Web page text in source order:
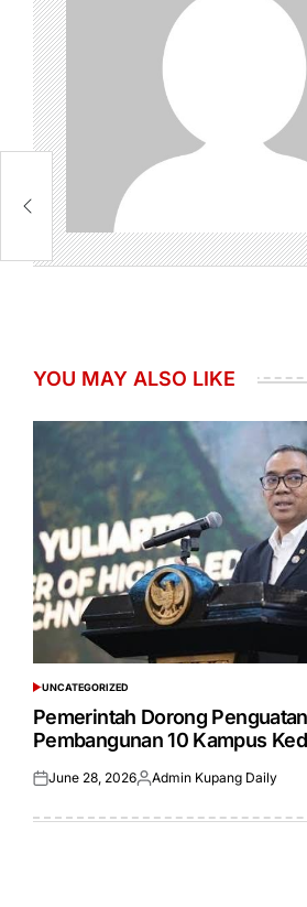
YOU MAY ALSO LIKE
POSTED
IN
UNCATEGORIZED
Pemerintah Dorong
Pembangunan 10 Kampus
Posted
June 28, 2026Posted
Admin Kupang Daily